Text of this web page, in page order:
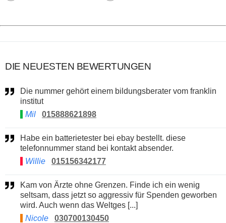
DIE NEUESTEN BEWERTUNGEN
Die nummer gehört einem bildungsberater vom franklin
institut
Mil
015888621898
Habe ein batterietester bei ebay bestellt. diese
telefonnummer stand bei kontakt absender.
Willie
015156342177
Kam von Ärzte ohne Grenzen. Finde ich ein wenig
seltsam, dass jetzt so aggressiv für Spenden geworben
wird. Auch wenn das Weltges [...]
Nicole
030700130450